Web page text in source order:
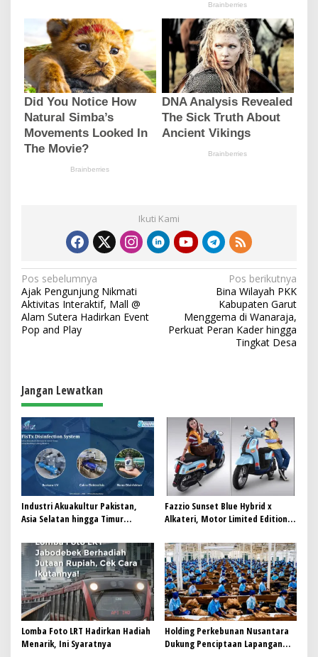
Ikuti Kami
N
a
v
i
a
s
i
p
o
s
Pos sebelumnya
Ajak Pengunjung Nikmati
Aktivitas Interaktif, Mall @
Alam Sutera Hadirkan Event
Pop and Play
Pos berikutnya
Bina Wilayah PKK
Kabupaten Garut
Menggema di Wanaraja,
Perkuat Peran Kader hingga
Tingkat Desa
Jangan Lewatkan
Industri Akuakultur Pakistan,
Asia Selatan hingga Timur
Terlengkap dari Indonesia
Fazzio Sunset Blue Hybrid x
Alkateri, Motor Limited Edition
Future Lo
Lomba Foto LRT Hadirkan Hadiah
Menarik, Ini Syaratnya
Holding Perkebunan Nusantara
Dukung Penciptaan Lapangan